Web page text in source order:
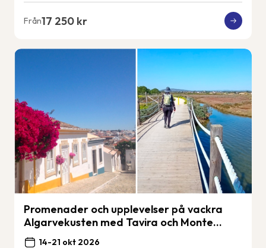
Från17 250 kr
Promenader och upplevelser på vackra
Algarvekusten med Tavira och Monte
Gordo.14-21 okt 2026